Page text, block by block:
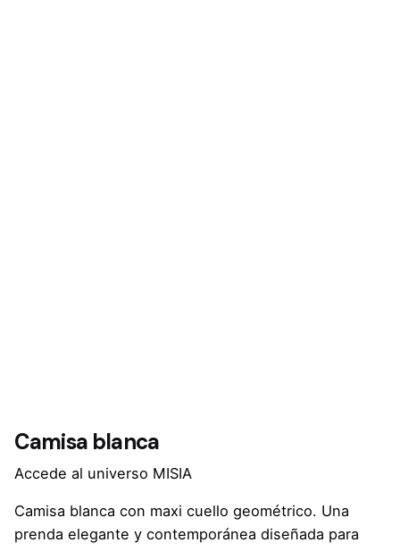
Camisa blanca
Accede al universo MISIA
Camisa blanca con maxi cuello geométrico. Una
prenda elegante y contemporánea diseñada para